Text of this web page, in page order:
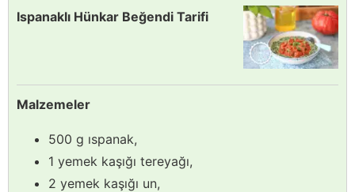
Ispanaklı Hünkar Beğendi Tarifi
Malzemeler
500 g ıspanak,
1 yemek kaşığı tereyağı,
2 yemek kaşığı un,